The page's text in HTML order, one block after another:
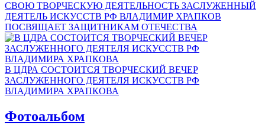
СВОЮ ТВОРЧЕСКУЮ ДЕЯТЕЛЬНОСТЬ ЗАСЛУЖЕННЫЙ
ДЕЯТЕЛЬ ИСКУССТВ РФ ВЛАДИМИР ХРАПКОВ
ПОСВЯЩАЕТ ЗАЩИТНИКАМ ОТЕЧЕСТВА
В ЦДРА СОСТОИТСЯ ТВОРЧЕСКИЙ ВЕЧЕР
ЗАСЛУЖЕННОГО ДЕЯТЕЛЯ ИСКУССТВ РФ
ВЛАДИМИРА ХРАПКОВА
Фотоальбом